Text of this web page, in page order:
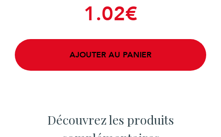
1.02€
AJOUTER AU PANIER
Découvrez les produits